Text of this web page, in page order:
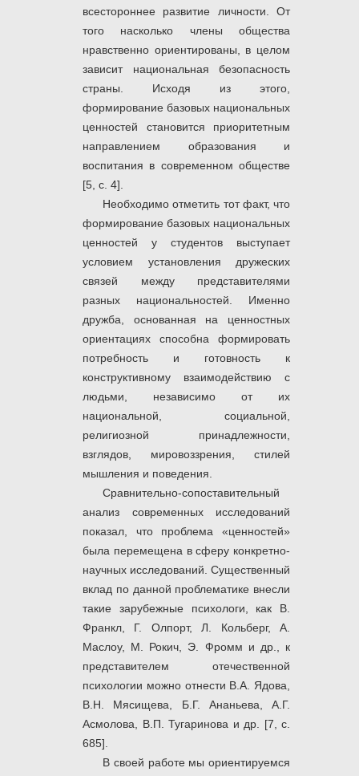
всестороннее развитие личности. От
того насколько члены общества
нравственно ориентированы, в целом
зависит национальная безопасность
страны. Исходя из этого,
формирование базовых национальных
ценностей становится приоритетным
направлением образования и
воспитания в современном обществе
[5, с. 4].
Необходимо отметить тот факт, что
формирование базовых национальных
ценностей у студентов выступает
условием установления дружеских
связей между представителями
разных национальностей. Именно
дружба, основанная на ценностных
ориентациях способна формировать
потребность и готовность к
конструктивному взаимодействию с
людьми, независимо от их
национальной, социальной,
религиозной принадлежности,
взглядов, мировоззрения, стилей
мышления и поведения.
Сравнительно-сопоставительный
анализ современных исследований
показал, что проблема «ценностей»
была перемещена в сферу конкретно-
научных исследований. Существенный
вклад по данной проблематике внесли
такие зарубежные психологи, как В.
Франкл, Г. Олпорт, Л. Кольберг, А.
Маслоу, М. Рокич, Э. Фромм и др., к
представителем отечественной
психологии можно отнести В.А. Ядова,
В.Н. Мясищева, Б.Г. Ананьева, А.Г.
Асмолова, В.П. Тугаринова и др. [7, с.
685].
В своей работе мы ориентируемся